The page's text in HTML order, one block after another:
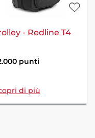
- Redline T4
punti
di più